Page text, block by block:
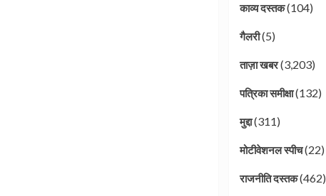
काव्य दस्तक(104)
गैलरी(5)
ताज़ा खबर(3,203)
पत्रिका समीक्षा(132)
मुद्दा(311)
मोटीवेशनल स्पीच(22)
राजनीति दस्तक(462)